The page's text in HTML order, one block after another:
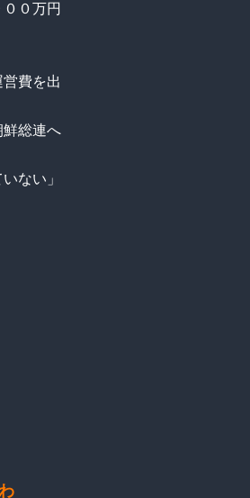
０万円
費を出
鮮総連へ
ない」